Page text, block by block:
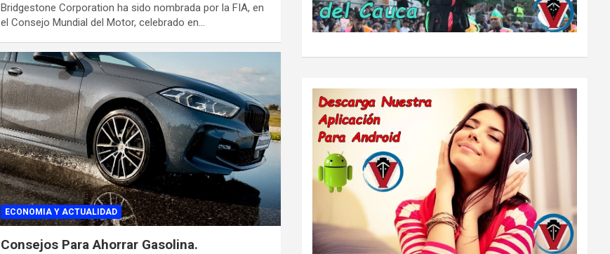
Bridgestone Corporation ha sido nombrada por la FIA, en
el Consejo Mundial del Motor, celebrado en…
ECONOMIA Y ACTUALIDAD
Consejos Para Ahorrar Gasolina.